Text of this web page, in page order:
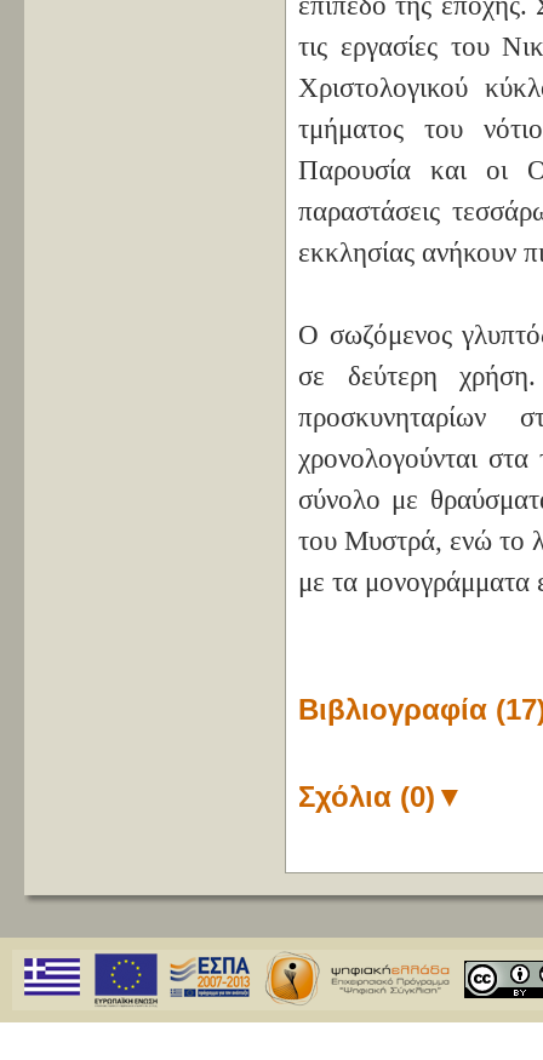
τις εργασίες του
Χριστολογικού
τμήματος του
Παρουσία και οι
παραστάσεις
εκκλησίας ανήκουν
O σωζόμενος
σε δεύτερη
χρονολογούνται
σύνολο με
του Μυστρά, ενώ το
με τα μονογράμματα
Βιβλιογραφία
Σχόλια (0) ▼